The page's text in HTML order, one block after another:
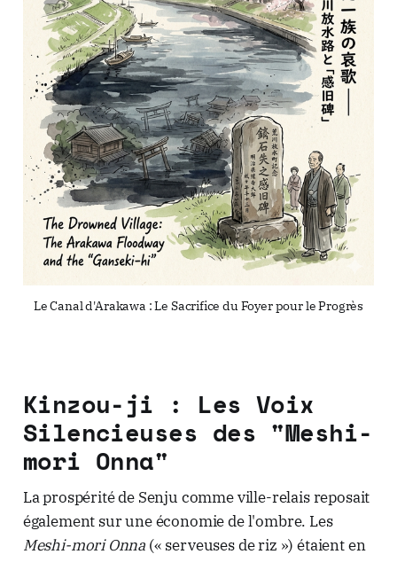
Le Canal d'Arakawa : Le Sacrifice du Foyer pour le Progrès
Kinzou-ji : Les Voix
Silencieuses des "Meshi-
mori Onna"
La prospérité de Senju comme ville-relais reposait
également sur une économie de l'ombre. Les
Meshi-mori Onna (« serveuses de riz ») étaient en